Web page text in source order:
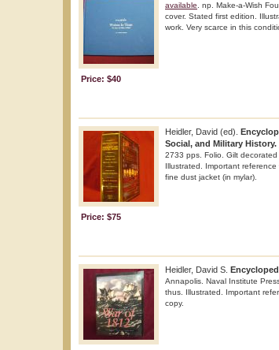
available . np. Make-a-Wish
cover. Stated first edition.
work. Very scarce in this
Price: $40
Heidler, David (ed).
Social, and Military History.
2733 pps. Folio. Gilt decorated
Illustrated. Important
fine dust jacket (in mylar).
Price: $75
Heidler, David S.
Annapolis. Naval Institute
thus. Illustrated. Important
copy.